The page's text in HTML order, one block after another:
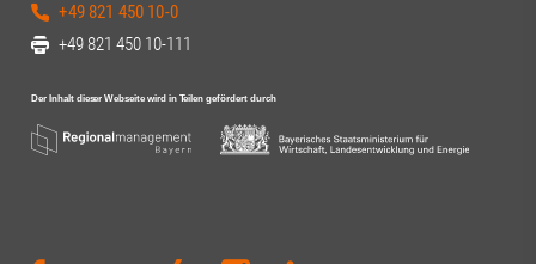
+49 821 450 10-0
+49 821 450 10-111